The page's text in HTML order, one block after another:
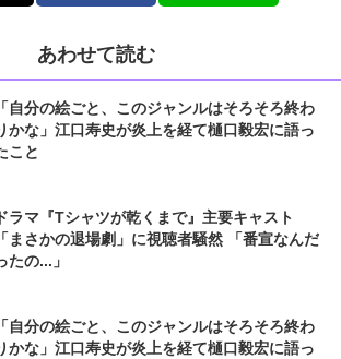
あわせて読む
「自分の絵ごと、このジャンルはそろそろ終わ
かな」江口寿史が炎上を経て樋口毅宏に語っ
こと
ドラマ『Tシャツが乾くまで』主要キャスト
「まさかの退場劇」に視聴者騒然 「番宣なんだ
たの...」
「自分の絵ごと、このジャンルはそろそろ終わ
かな」江口寿史が炎上を経て樋口毅宏に語っ